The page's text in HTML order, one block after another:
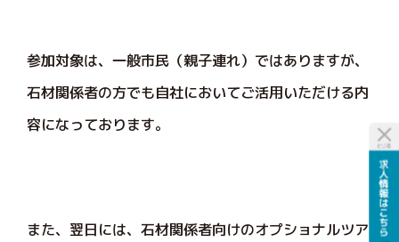
参加対象は、一般市民（親子連れ）ではありますが、
石材関係者の方でも自社においてご活用いただける内
容になっております。
また、翌日には、石材関係者向けのオプショナルツア